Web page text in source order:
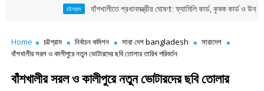
বাঁশখালীতে প্রধানমন্ত্রীর ঘোষণা: ফ্যামিলি কার্ড, কৃষক কার্ড ও উন্নয়ন পরিকল্পনার
Home চট্টগ্রাম নির্বাচন কমিশন সারা দেশ bangladesh
সারাদেশ
বাঁশখালীর সরল ও কালীপুরে নতুন ভোটারদের ছবি তোলার তারিখ পরিবর্তন
বাঁশখালীর সরল ও কালীপুরে নতুন ভোটারদের ছবি তোলার